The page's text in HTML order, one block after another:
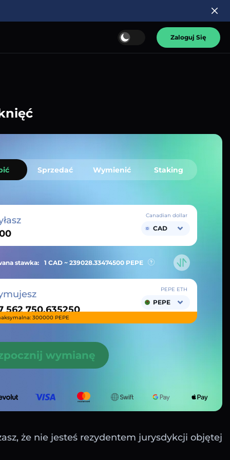
Zaloguj Się
Sprzedać Wymienić Staking
Canadian dollar
CAD
stawka: 1 CAD ~ 239028.33474500 PEPE
PEPE ETH
PEPE
300000 PEPE
wymianę
że nie jesteś rezydentem jurysdykcji objętej